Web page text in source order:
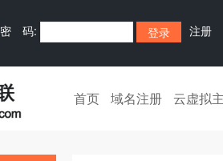
密 码: 注册
首页 域名注册 云虚拟